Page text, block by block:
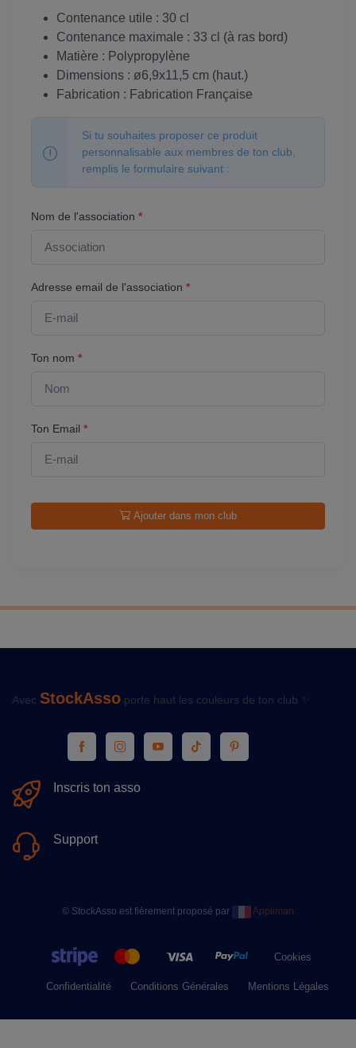
Contenance utile : 30 cl
Contenance maximale : 33 cl (à ras bord)
Matière : Polypropylène
Dimensions : ø6,9x11,5 cm (haut.)
Fabrication : Fabrication Française
Si tu souhaites proposer ce produit
personnalisable aux membres de ton club,
remplis le formulaire suivant :
Nom de l'association *
Adresse email de l'association *
Ton nom *
Ton Email *
Ajouter dans mon club
Avec StockAsso porte haut les couleurs de ton club ✨
Inscris ton asso
Support
© StockAsso est fièrement proposé par Appliman
Cookies
Confidentialité Conditions Générales Mentions Légales